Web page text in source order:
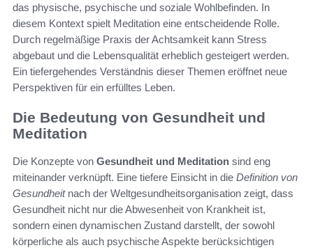
das physische, psychische und soziale Wohlbefinden. In
diesem Kontext spielt Meditation eine entscheidende Rolle.
Durch regelmäßige Praxis der Achtsamkeit kann Stress
abgebaut und die Lebensqualität erheblich gesteigert werden.
Ein tiefergehendes Verständnis dieser Themen eröffnet neue
Perspektiven für ein erfülltes Leben.
Die Bedeutung von Gesundheit und
Meditation
Die Konzepte von Gesundheit und Meditation sind eng
miteinander verknüpft. Eine tiefere Einsicht in die Definition von
Gesundheitnach der Weltgesundheitsorganisation zeigt, dass
Gesundheit nicht nur die Abwesenheit von Krankheit ist,
sondern einen dynamischen Zustand darstellt, der sowohl
körperliche als auch psychische Aspekte berücksichtigen